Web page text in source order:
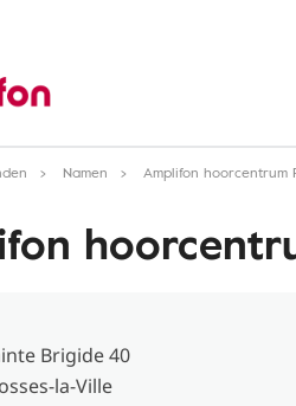
Namen Amplifon hoorcentrum
Brigide 40
la-Ville